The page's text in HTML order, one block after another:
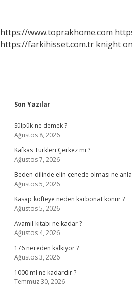
https://www.toprakhome.com
https://farkihisset.com.tr knight
Sidebar
Son Yazılar
Sülpük ne demek ?
Ağustos 8, 2026
Kafkas Türkleri Çerkez mi ?
Ağustos 7, 2026
Beden dilinde elin çenede olması ne
Ağustos 5, 2026
Kasap köfteye neden karbonat konur ?
Ağustos 5, 2026
Avamil kitabı ne kadar ?
Ağustos 4, 2026
176 nereden kalkıyor ?
Ağustos 3, 2026
1000 ml ne kadardır ?
Temmuz 30, 2026